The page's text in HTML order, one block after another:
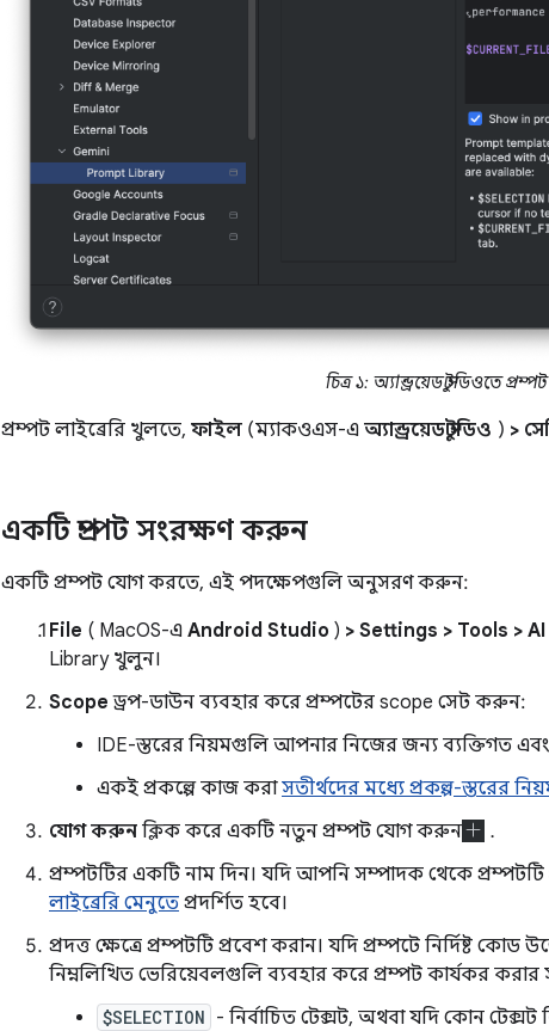
চিত্র ১: অ্যান্ড্রয়েড স্টুডিওতে প্রম্পট
প্রম্পট লাইব্রেরি খুলতে, ফাইল (ম্যাকওএস-এ অ্যান্ড্রয়েড স্টুডিও ) >
একটি প্রম্পট সংরক্ষণ করুন
একটি প্রম্পট যোগ করতে, এই পদক্ষেপগুলি অনুসরণ করুন:
File ( MacOS-এ Android Studio ) > Settings > Tools >
Library খুলুন।
Scope ড্রপ-ডাউন ব্যবহার করে প্রম্পটের scope সেট করুন:
IDE-স্তরের নিয়মগুলি আপনার নিজের জন্য ব্যক্তিগত এবং
একই প্রকল্পে কাজ করাসতীর্থদের মধ্যে প্রকল্প-স্তরের
যোগ করুন ক্লিক করে একটি নতুন প্রম্পট যোগ করুন
.
প্রম্পটটির একটি নাম দিন। যদি আপনি সম্পাদক থেকে
লাইব্রেরি মেনুতে প্রদর্শিত হবে।
প্রদত্ত ক্ষেত্রে প্রম্পটটি প্রবেশ করান। যদি প্রম্পটে নির্দিষ্ট
নিম্নলিখিত ভেরিয়েবলগুলি ব্যবহার করে প্রম্পট কার্যকর
$SELECTION - নির্বাচিত টেক্সট, অথবা যদি কোন টেক্সট